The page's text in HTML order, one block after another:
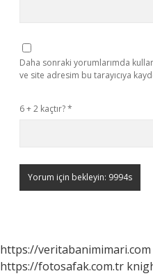
Daha sonraki yorumlarımda
ve site adresim bu tarayıcıya
6 + 2 kaçtır?*
https://veritabanimimari.com
https://fotosafak.com.tr